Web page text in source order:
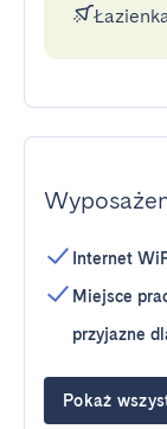
Internet
Miejsce
przyjazne
Pokaż